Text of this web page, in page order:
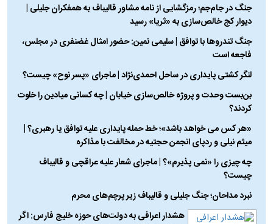
جنگ در جام‌جم؛ رمزگشایی از نامه مشاور قالیباف به همفکران جلیلی |
دیوار کج خالص‌سازی به «ثریا» رسید
جنگ تندروها با توافق | سلیمی نمین: حضور امثال غضنفری در مجلس،
فاجعه است
لنگر کشتی پایداری در ساحل احمدی‌نژاد | ماجرای «پسر نوح» چیست؟
بن‌بست وحدت و پروژه خالص‌سازی خیابان | چه کسانی میادین را خلوت
کردند؟
«هر کس می خواهد باشد»؛ خط حمله پایداری علیه توافق یا رهبری؟ |
میثم نیلی و ردپای انجمن حجتیه در مخالفت با مذاکره
چه چیزی را «نمی پذیرم»؟ | ماجرای شعار علیه عراقچی و قالیباف
چیست؟
نبرد مداحان؛ جنگ جلیلی و قالیباف زیر پرچم‌های محرم
هشدار اعرافی به دولت‌های حوزه خلیج فارس: اگر